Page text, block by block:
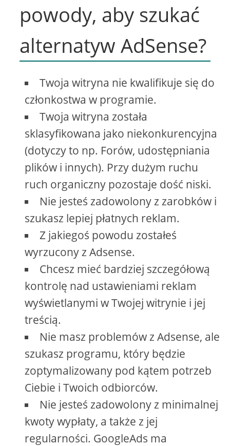
powody, aby szukać
alternatyw AdSense?
Twoja witryna nie kwalifikuje się do
członkostwa w programie.
Twoja witryna została
sklasyfikowana jako niekonkurencyjna
(dotyczy to np. Forów, udostępniania
plików i innych). Przy dużym ruchu
ruch organiczny pozostaje dość niski.
Nie jesteś zadowolony z zarobków i
szukasz lepiej płatnych reklam.
Z jakiegoś powodu zostałeś
wyrzucony z Adsense.
Chcesz mieć bardziej szczegółową
kontrolę nad ustawieniami reklam
wyświetlanymi w Twojej witrynie i jej
treścią.
Nie masz problemów z Adsense, ale
szukasz programu, który będzie
zoptymalizowany pod kątem potrzeb
Ciebie i Twoich odbiorców.
Nie jesteś zadowolony z minimalnej
kwoty wypłaty, a także z jej
regularności. GoogleAds ma